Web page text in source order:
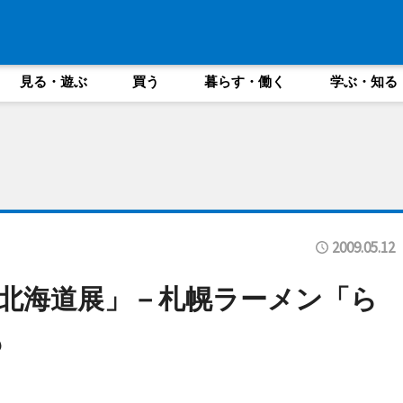
見る・遊ぶ 買う 暮らす・働く 学ぶ・知る
2009.05.12
海道展」－札幌ラーメン「ら